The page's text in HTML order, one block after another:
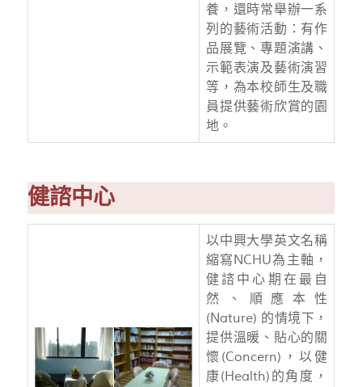
養，還時常舉辦一系
列的藝術活動：有作
品展覽、專題演講、
示範表演及藝術演習
等，為本校師生及職
員提供藝術欣賞的園
地。
健諮中心
以中興大學英文名稱
縮寫NCHU為主軸，
健諮中心期在最自
然、順應本性
(Nature) 的情境下，
提供溫暖、貼心的關
懷(Concern)，以健
康(Health)的角度，